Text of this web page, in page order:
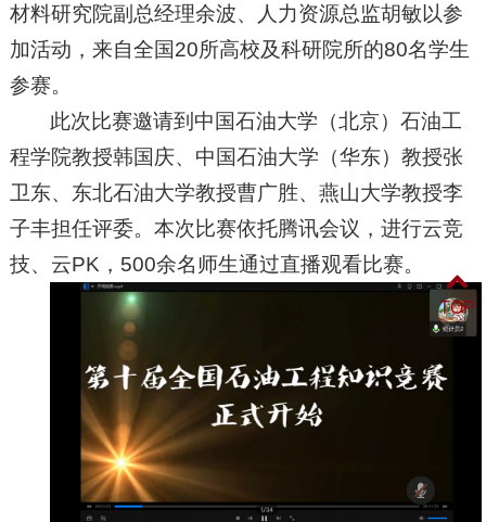
材料研究院副总经理余波、人力资源总监胡敏以参
加活动，来自全国20所高校及科研院所的80名学生
参赛。
此次比赛邀请到中国石油大学（北京）石油工
程学院教授韩国庆、中国石油大学（华东）教授张
卫东、东北石油大学教授曹广胜、燕山大学教授李
子丰担任评委。本次比赛依托腾讯会议，进行云竞
技、云PK，500余名师生通过直播观看比赛。
TOP